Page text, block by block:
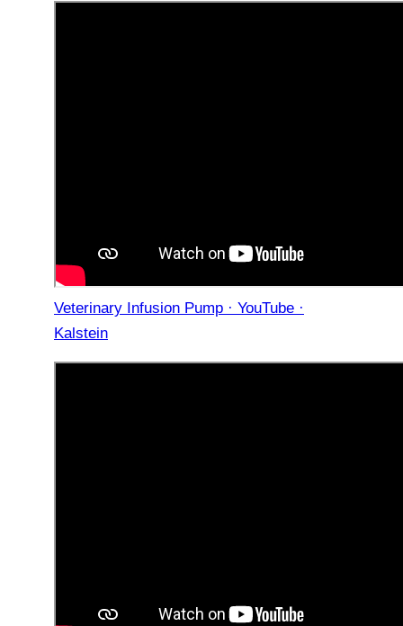
Veterinary Infusion Pump · YouTube ·
Kalstein